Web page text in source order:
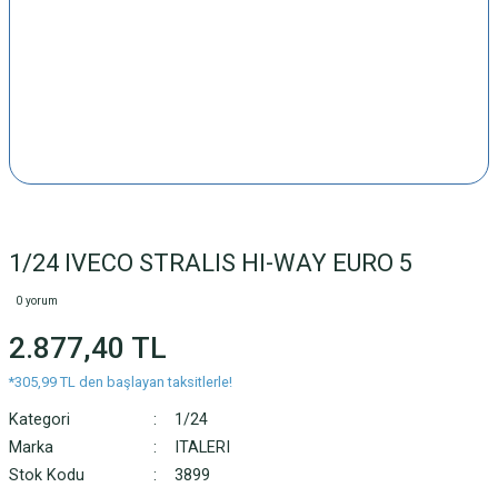
1/24 IVECO STRALIS HI-WAY EURO 5
0 yorum
2.877,40 TL
*305,99 TL den başlayan taksitlerle!
Kategori
1/24
Marka
ITALERI
Stok Kodu
3899